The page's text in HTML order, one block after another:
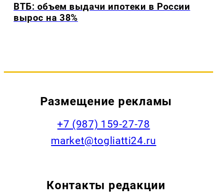
ВТБ: объем выдачи ипотеки в России
вырос на 38%
Размещение рекламы
+7 (987) 159-27-78
market@togliatti24.ru
Контакты редакции